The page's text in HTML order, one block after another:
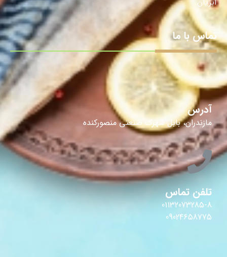
تماس با ما
آدرس
مازندران، بابل شهرک صنعتی منصورکنده
تلفن تماس
01132073285-8
09024658775